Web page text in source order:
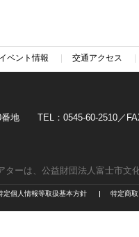
イベント情報 交通アクセス
番地 TEL：0545-60-2510／
ターは、公益財団法人富士市文
定個人情報等取扱基本方針 特定商